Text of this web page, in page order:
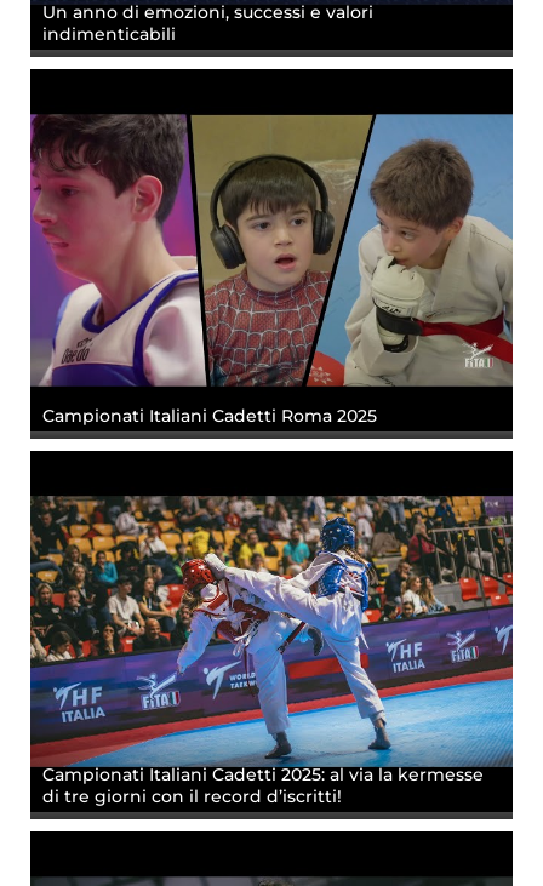
Un anno di emozioni, successi e valori
indimenticabili
Campionati Italiani Cadetti Roma 2025
Campionati Italiani Cadetti 2025: al via la kermesse
di tre giorni con il record d’iscritti!